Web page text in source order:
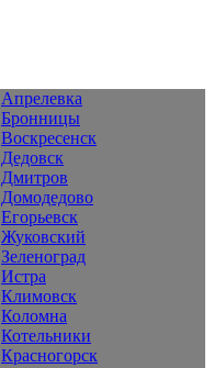
Апрелевка
Бронницы
Воскресенск
Дедовск
Дмитров
Домодедово
Егорьевск
Жуковский
Зеленоград
Истра
Климовск
Коломна
Котельники
Красногорск